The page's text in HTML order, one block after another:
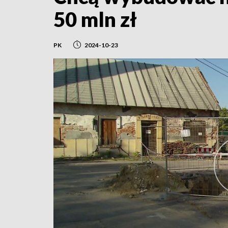
50 mln zł
PK 2024-10-23